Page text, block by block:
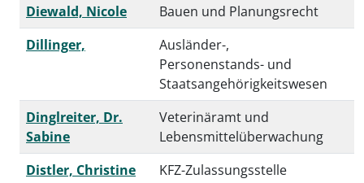
Diewald, Nicole
Bauen und Planungsrecht
Dillinger,
Ausländer-,
Personenstands- und
Staatsangehörigkeitswesen
Dinglreiter, Dr.
Sabine
Veterinäramt und
Lebensmittelüberwachung
Distler, Christine
KFZ-Zulassungsstelle